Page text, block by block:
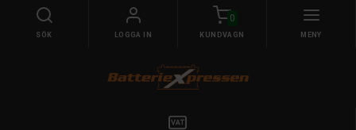
SÖK LOGGA IN
0
KUNDVAGN MENY